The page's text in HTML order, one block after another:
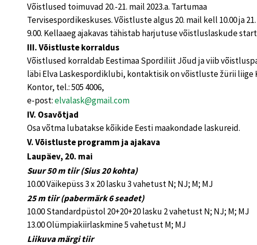
Võistlused toimuvad 20.-21. mail 2023.a. Tartumaa
Tervisespordikeskuses. Võistluste algus 20. mail kell 10.00 ja
9.00. Kellaaeg ajakavas tähistab harjutuse võistluslaskude
III. Võistluste korraldus
Võistlused korraldab Eestimaa Spordiliit Jõud ja viib
läbi Elva Laskespordiklubi, kontaktisik on võistluste žürii liige
Kontor, tel.: 505 4006,
e-post:elvalask@gmail.com
IV. Osavõtjad
Osa võtma lubatakse kõikide Eesti maakondade laskureid.
V. Võistluste programm ja ajakava
Laupäev, 20. mai
Suur 50 m tiir (Sius 20 kohta)
10.00 Väikepüss 3 x 20 lasku 3 vahetust N; NJ; M; MJ
25 m tiir (pabermärk 6 seadet)
10.00 Standardpüstol 20+20+20 lasku 2 vahetust N; NJ; M; MJ
13.00 Olümpiakiirlaskmine 5 vahetust M; MJ
Liikuva märgi tiir